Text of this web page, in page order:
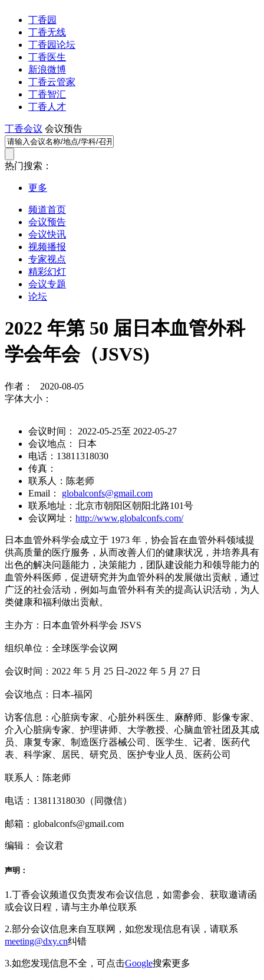
丁香园
丁香无线
丁香园论坛
丁香医生
新浪微博
丁香云管家
丁香智汇
丁香人才
丁香会议 会议预告
热门搜索：
更多
频道首页
会议预告
会议快讯
视频播报
专家视点
精彩幻灯
会议专题
论坛
2022 年第 50 届日本血管外科
学会年会（JSVS)
作者： 2020-08-05
字体大小：
会议时间： 2022-05-25至 2022-05-27
会议地点： 日本
电话：13811318030
传真：
联系人：陈老师
Email： globalconfs@gmail.com
联系地址：北京市朝阳区朝阳北路101号
会议网址： http://www.globalconfs.com/
日本血管外科学会成立于 1973 年，协会旨在血管外科领域提
供高质量的医疗服务，从而改善人们的健康状况，并培养具有
出色的解决问题能力，决策能力，团队建设能力和领导能力的
血管外科医师，促进研究并为血管外科的发展做出贡献，通过
广泛的社会活动，例如与血管外科有关的提高认识活动，为人
类健康和福利做出贡献。
主办方：日本血管外科学会 JSVS
组织单位：全球医学会议网
会议时间：2022 年 5 月 25 日-2022 年 5 月 27 日
会议地点：日本-福冈
访客信息：心脏病专家、心脏外科医生、麻醉师、影像专家、
介入心脏病专家、护理讲师、大学教授、心脑血管社团及其成
员、康复专家、制造医疗器械公司、医学生、记者、医药代
表、科学家、居民、研究员、医护专业人员、医药公司
联系人：陈老师
电话：13811318030（同微信）
邮箱：globalconfs@gmail.com
编辑： 会议君
声明：
1.丁香会议频道仅负责发布会议信息，如需参会、获取邀请函
或会议日程，请与主办单位联系
2.部分会议信息来自互联网，如您发现信息有误，请联系
meeting@dxy.cn纠错
3.如您发现信息不全，可点击Google搜索更多